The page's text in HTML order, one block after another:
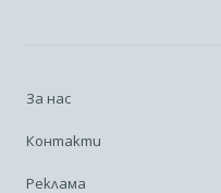
За нас
Контакти
Реклама